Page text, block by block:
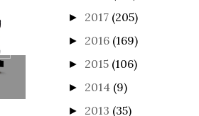
MANQUE DE SAVOIR-
RÊVER
► 2017 (205)
► 2016 (169)
► 2015 (106)
► 2014 (9)
► 2013 (35)